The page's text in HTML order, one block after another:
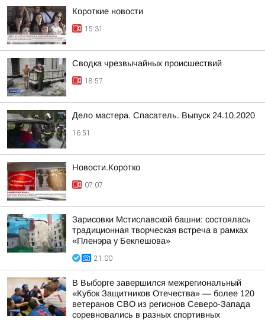
Короткие новости
15:31
Сводка чрезвычайных происшествий
18:57
Дело мастера. Спасатель. Выпуск 24.10.2020
16:51
Новости.Коротко
07:07
Зарисовки Мстиславской башни: состоялась
традиционная творческая встреча в рамках
«Пленэра у Беклешова»
21:00
В Выборге завершился межрегиональный
«Кубок Защитников Отечества» — более 120
ветеранов СВО из регионов Северо-Запада
соревновались в разных спортивных